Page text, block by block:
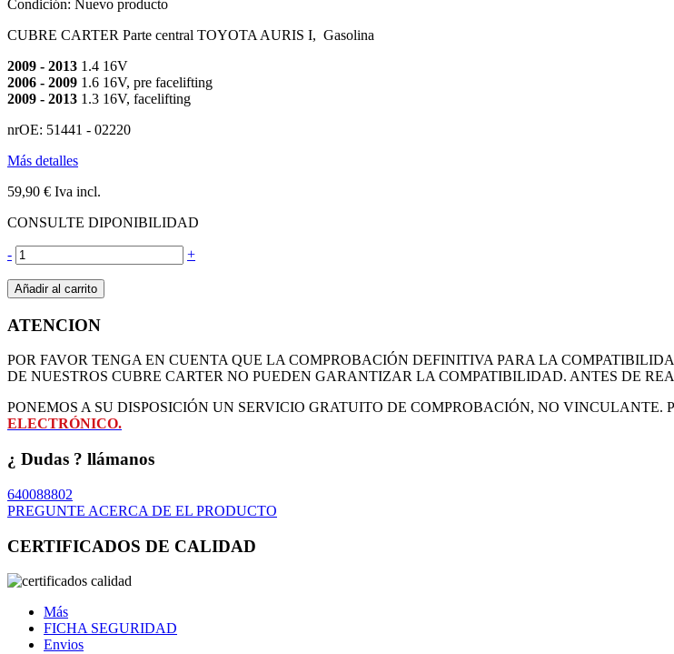
Condición: Nuevo producto
CUBRE CARTER Parte central TOYOTA AURIS I, Gasolina
2009 - 2013 1.4 16V
2006 - 2009 1.6 16V, pre facelifting
2009 - 2013 1.3 16V, facelifting
nrOE: 51441 - 02220
Más detalles
59,90 € Iva incl.
CONSULTE DIPONIBILIDAD
- +
Añadir al carrito
ATENCION
POR FAVOR TENGA EN CUENTA QUE LA COMPROBACIÓN DEFINITIVA PARA LA
DE NUESTROS CUBRE CARTER NO PUEDEN GARANTIZAR LA COMPATIBILIDAD. ANTES DE
PONEMOS A SU DISPOSICIÓN UN SERVICIO GRATUITO DE COMPROBACIÓN, NO VINCULANTE.
ELECTRÓNICO.
¿ Dudas ? llámanos
640088802
PREGUNTE ACERCA DE EL PRODUCTO
CERTIFICADOS DE CALIDAD
Más
FICHA SEGURIDAD
Envios